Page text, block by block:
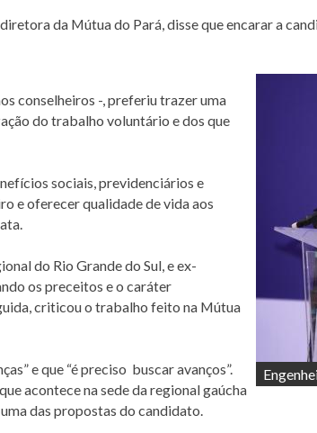
da Mútua do Pará, disse que encarar a
conselheiros -, preferiu trazer uma
do trabalho voluntário e dos que
sociais, previdenciários e
e oferecer qualidade de vida aos
do Rio Grande do Sul, e ex-
os preceitos e o caráter
criticou o trabalho feito na Mútua
e que “é preciso buscar avanços”.
acontece na sede da regional gaúcha
das propostas do candidato.